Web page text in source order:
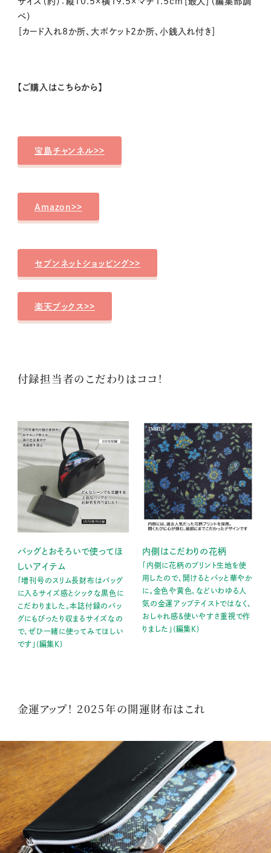
べ）
［カード入れ8か所、大ポケット2か所、小銭入れ付き］
【ご購入はこちらから】
宝島チャンネル>>
Amazon>>
セブンネットショッピング>>
楽天ブックス>>
付録担当者のこだわりはココ！
バッグとおそろいで使ってほ
しいアイテム
「増刊号のスリム長財布はバッグ
に入るサイズ感とシックな黒色に
こだわりました。本誌付録のバッ
グにもぴったり収まるサイズなの
で、ぜひ一緒に使ってみてほしい
です」(編集K)
内側はこだわりの花柄
「内側に花柄のプリント生地を使
用したので、開けるとパッと華やか
に。金色や黄色、などいわゆる人
気の金運アップテイストではなく、
おしゃれ感&使いやすさ重視で作
りました」(編集K)
金運アップ！ 2025年の開運財布はこれ